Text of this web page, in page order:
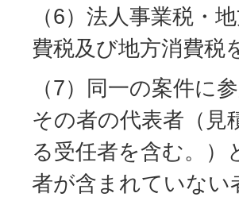
（6）法人事業税・
費税及び地方消費税
（7）同一の案件に
その者の代表者（見
る受任者を含む。）
者が含まれていない